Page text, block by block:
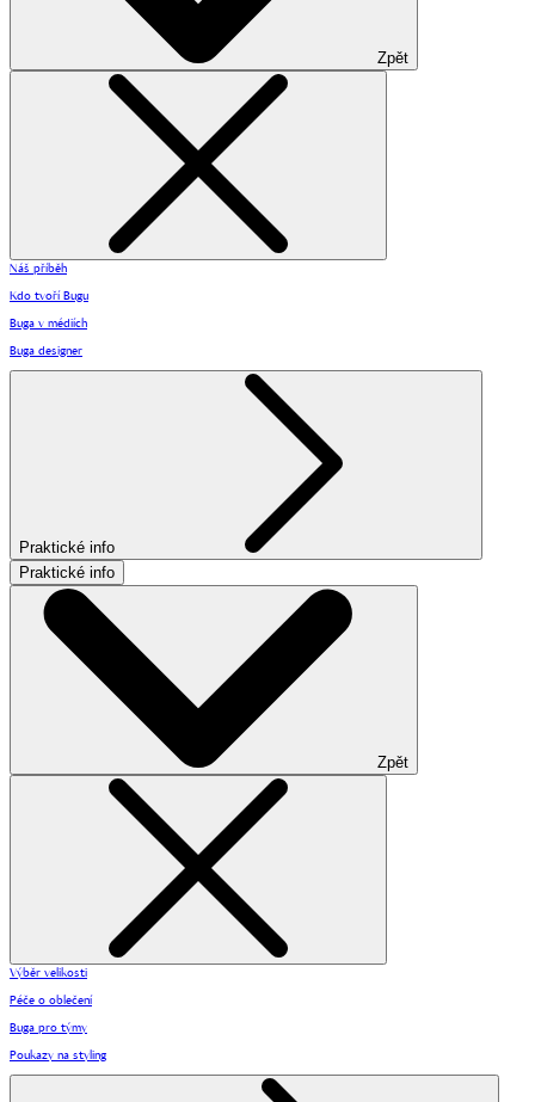
Zpět
Náš příběh
Kdo tvoří Bugu
Buga v médiích
Buga designer
Praktické info
Praktické info
Zpět
Výběr velikosti
Péče o oblečení
Buga pro týmy
Poukazy na styling